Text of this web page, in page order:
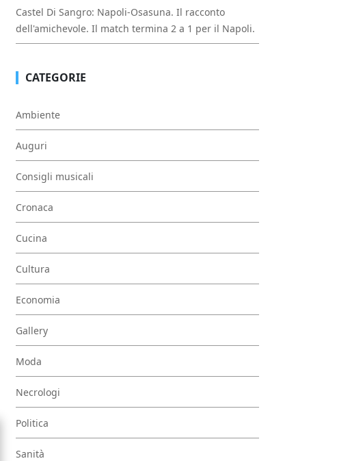
Castel Di Sangro: Napoli-Osasuna. Il racconto
dell'amichevole. Il match termina 2 a 1 per il Napoli.
CATEGORIE
Ambiente
Auguri
Consigli musicali
Cronaca
Cucina
Cultura
Economia
Gallery
Moda
Necrologi
Politica
Sanità